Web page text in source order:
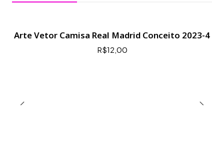
Arte Vetor Camisa Real Madrid Conceito 2023-4
R$12,00